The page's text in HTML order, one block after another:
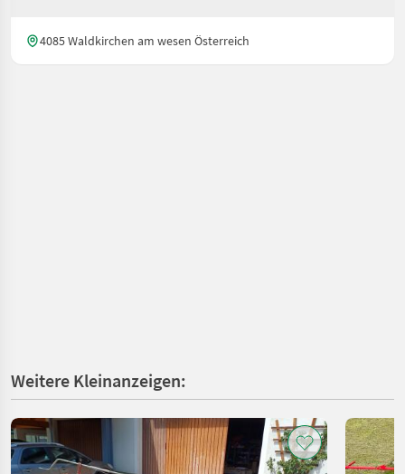
4085 Waldkirchen am wesen Österreich
Weitere Kleinanzeigen: